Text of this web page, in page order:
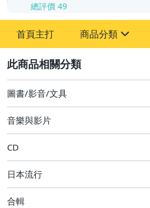
總評價 49
首頁主打 商品分類
其它
[全店] 粉絲專享
[全店] 週年慶
圖書/影音/文具
音樂與影片
CD
日本流行
合輯